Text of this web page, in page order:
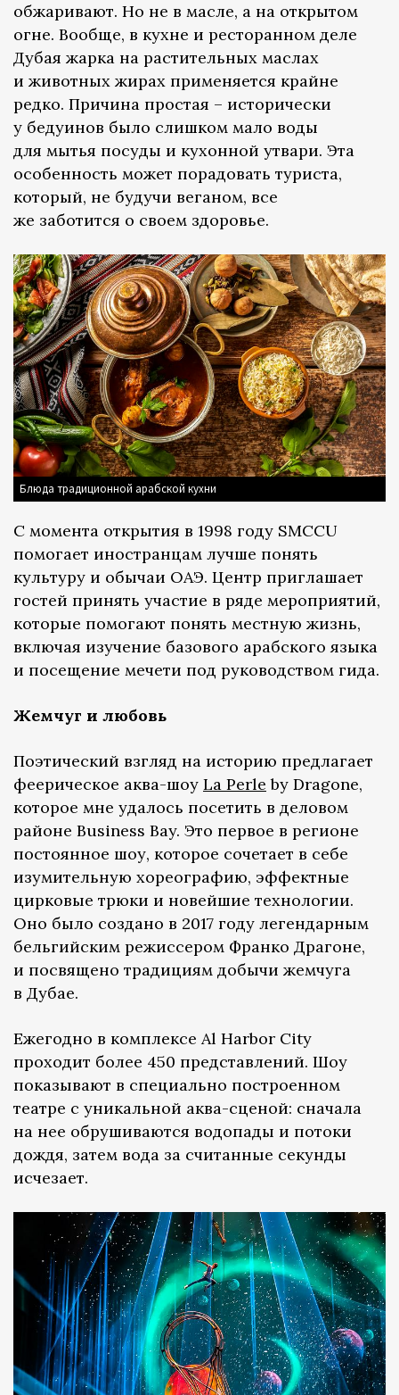
обжаривают. Но не в масле, а на открытом
огне. Вообще, в кухне и ресторанном деле
Дубая жарка на растительных маслах
и животных жирах применяется крайне
редко. Причина простая – исторически
у бедуинов было слишком мало воды
для мытья посуды и кухонной утвари. Эта
особенность может порадовать туриста,
который, не будучи веганом, все
же заботится о своем здоровье.
Блюда традиционной арабской кухни
С момента открытия в 1998 году SMCCU
помогает иностранцам лучше понять
культуру и обычаи ОАЭ. Центр приглашает
гостей принять участие в ряде мероприятий,
которые помогают понять местную жизнь,
включая изучение базового арабского языка
и посещение мечети под руководством гида.
Жемчуг и любовь
Поэтический взгляд на историю предлагает
феерическое аква-шоу La Perle by Dragone,
которое мне удалось посетить в деловом
районе Business Ваy. Это первое в регионе
постоянное шоу, которое сочетает в себе
изумительную хореографию, эффектные
цирковые трюки и новейшие технологии.
Оно было создано в 2017 году легендарным
бельгийским режиссером Франко Драгоне,
и посвящено традициям добычи жемчуга
в Дубае.
Ежегодно в комплексе Al Harbor City
проходит более 450 представлений. Шоу
показывают в специально построенном
театре с уникальной аква-сценой: сначала
на нее обрушиваются водопады и потоки
дождя, затем вода за считанные секунды
исчезает.